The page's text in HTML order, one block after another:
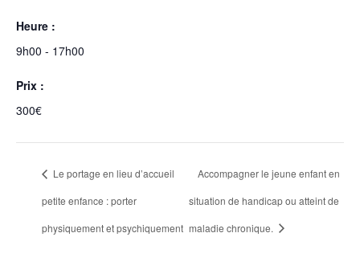
Heure :
9h00 - 17h00
Prix :
300€
Le portage en lieu d’accueil
petite enfance : porter
physiquement et psychiquement
Accompagner le jeune enfant en
situation de handicap ou atteint de
maladie chronique.